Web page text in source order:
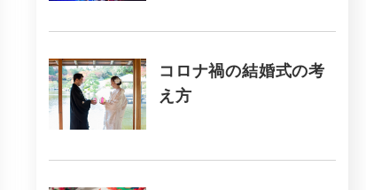
コロナ禍の結婚式の考
え方